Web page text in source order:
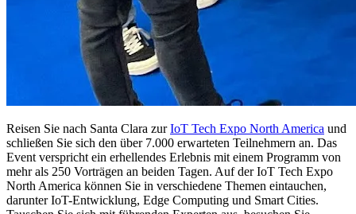
Reisen Sie nach Santa Clara zurIoT Tech Expo North America und
schließen Sie sich den über 7.000 erwarteten Teilnehmern an. Das
Event verspricht ein erhellendes Erlebnis mit einem Programm von
mehr als 250 Vorträgen an beiden Tagen. Auf der IoT Tech Expo
North America können Sie in verschiedene Themen eintauchen,
darunter IoT-Entwicklung, Edge Computing und Smart Cities.